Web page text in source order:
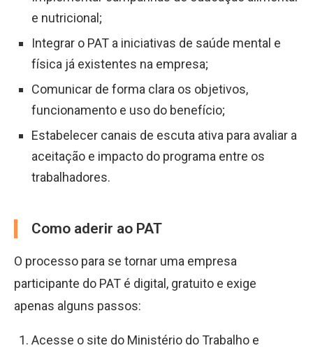
e nutricional;
Integrar o PAT a iniciativas de saúde mental e
física já existentes na empresa;
Comunicar de forma clara os objetivos,
funcionamento e uso do benefício;
Estabelecer canais de escuta ativa para avaliar a
aceitação e impacto do programa entre os
trabalhadores.
Como aderir ao PAT
O processo para se tornar uma empresa
participante do PAT é digital, gratuito e exige
apenas alguns passos:
Acesse o site do Ministério do Trabalho e